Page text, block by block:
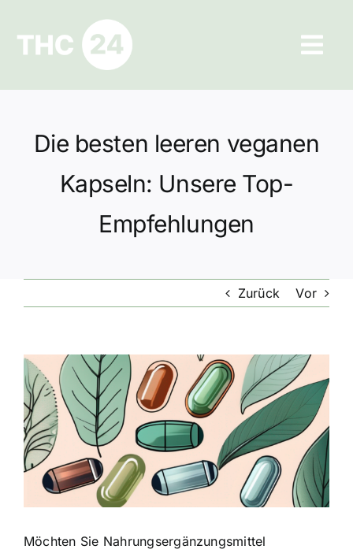
springen
Ratgeber
Hilfe und Kontakt
Datenschutz
Die besten leeren veganen
Kapseln: Unsere Top-
Empfehlungen
Zurück Vor
Zeige
grösseres
Bild
Möchten Sie Nahrungsergänzungsmittel